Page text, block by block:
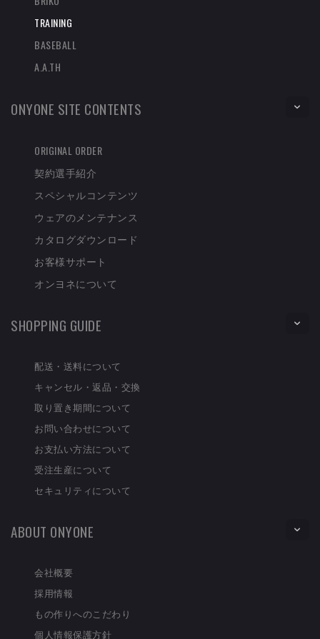
TRAINING
BASEBALL
A.A.TH
ONYONE SITE CONTENTS
ORIGINAL ORDER
契約選手紹介
スペシャルコンテンツ
ウェアのメンテナンス
カタログダウンロード
お客様サポート
オンヨネについて
SHOPPING GUIDE
配送・送料について
キャンセル・返品・交換
取り置き期間について
お問い合わせについて
お支払い方法について
受注生産について
セキュリティについて
ABOUT ONYONE
会社概要
採用情報
もの作りへのこだわり
個人情報保護方針